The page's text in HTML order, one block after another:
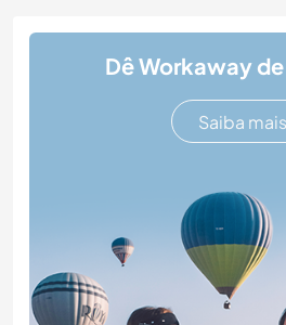
Dê Workaway
Saiba mais